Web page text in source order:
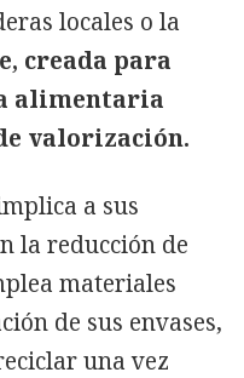
locales o la
creada para
alimentaria
valorización.
a sus
la reducción de
materiales
de sus envases,
una vez